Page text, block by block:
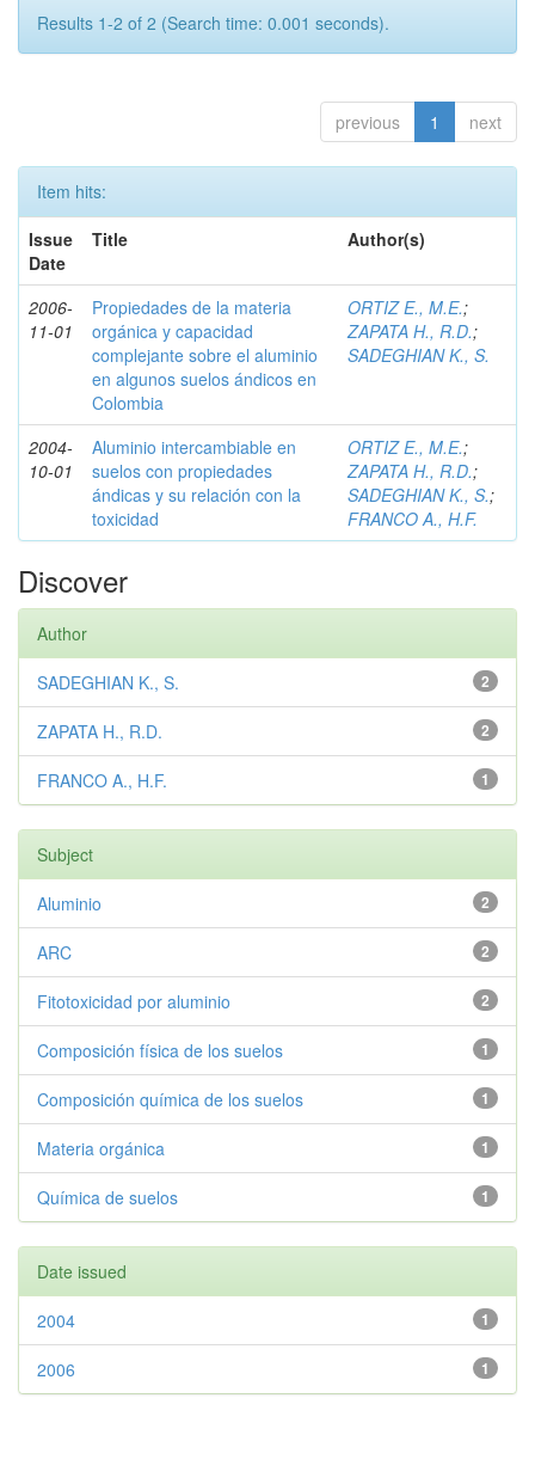
Results 1-2 of 2 (Search time: 0.001 seconds).
previous 1 next
Item hits:
Issue
Date
Title Author(s)
2006-
11-01
Propiedades de la materia
orgánica y capacidad
complejante sobre el aluminio
en algunos suelos ándicos en
Colombia
ORTIZ E., M.E.;
ZAPATA H., R.D.;
SADEGHIAN K., S.
2004-
10-01
Aluminio intercambiable en
suelos con propiedades
ándicas y su relación con la
toxicidad
ORTIZ E., M.E.;
ZAPATA H., R.D.;
SADEGHIAN K., S.;
FRANCO A., H.F.
Discover
Author
2
SADEGHIAN K., S.
2
ZAPATA H., R.D.
1
FRANCO A., H.F.
Subject
2
Aluminio
2
ARC
2
Fitotoxicidad por aluminio
1
Composición física de los suelos
1
Composición química de los suelos
1
Materia orgánica
1
Química de suelos
Date issued
1
2004
1
2006